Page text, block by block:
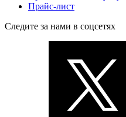
Прайс-лист
Следите за нами в соцсетях